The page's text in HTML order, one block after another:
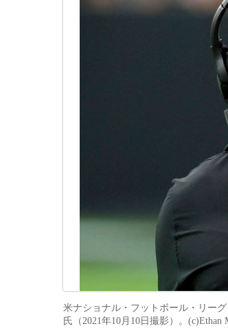
米ナショナル・フットボール・リー
氏（2021年10月10日撮影）。